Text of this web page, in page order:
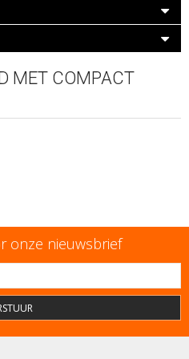
MET COMPACT
onze nieuwsbrief